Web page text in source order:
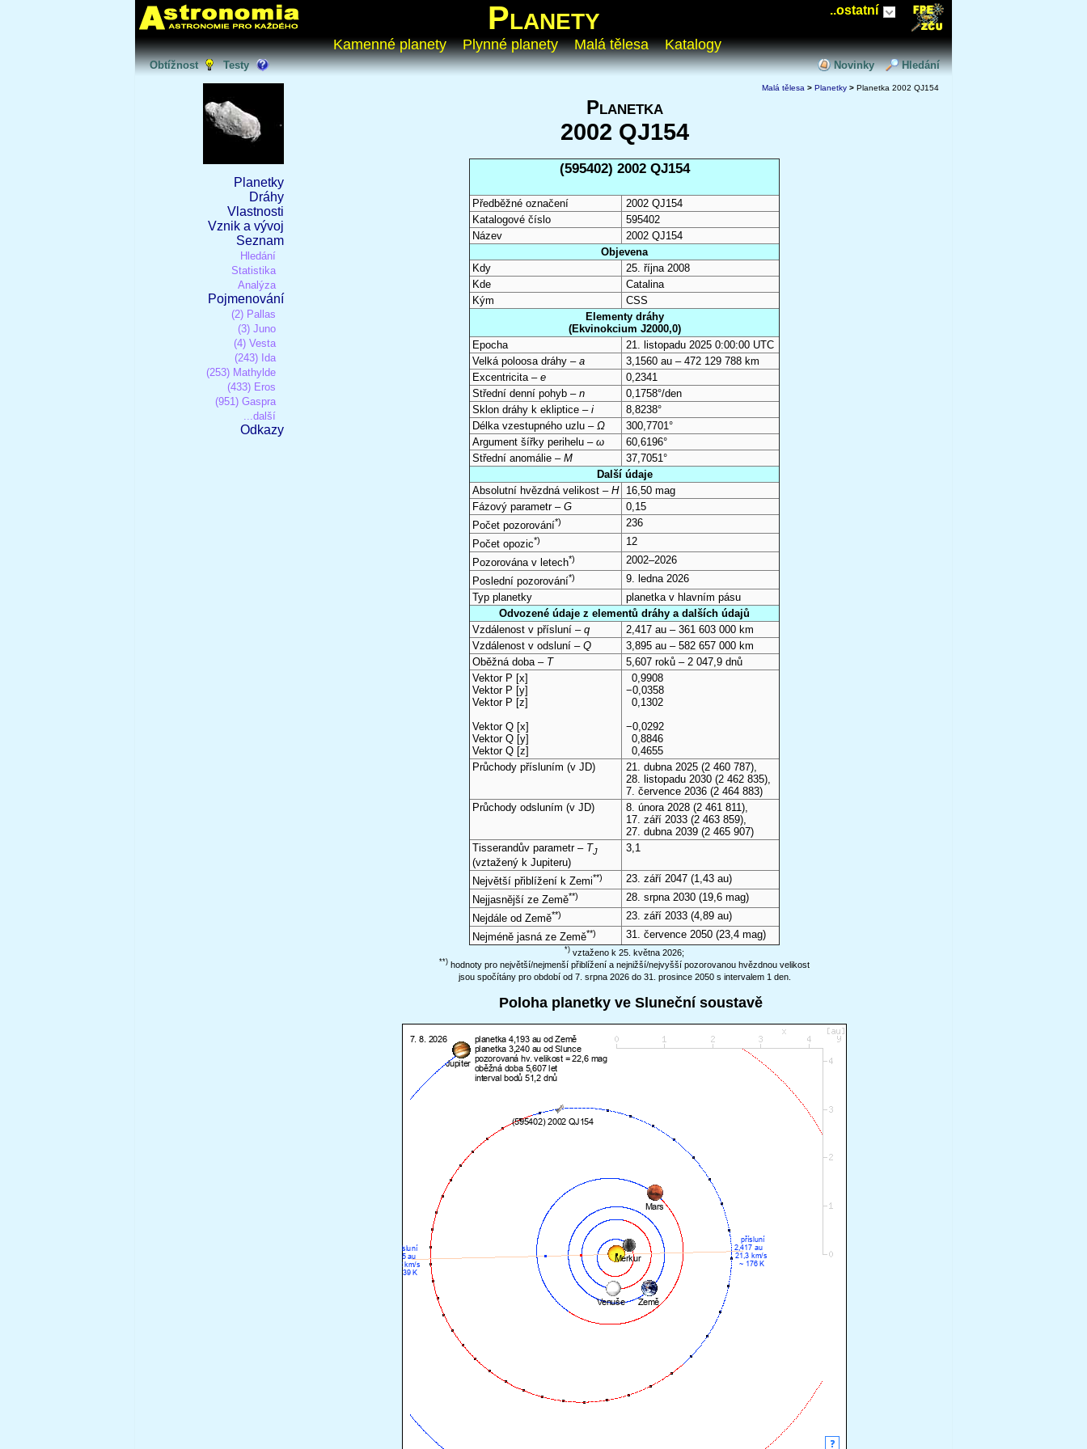
..ostatní
Planety
Kamenné planety Plynné planety Malá tělesa Katalogy
Obtížnost Testy Novinky Hledání
Planetky
Dráhy
Vlastnosti
Vznik a vývoj
Seznam
Hledání
Statistika
Analýza
Pojmenování
(2) Pallas
(3) Juno
(4) Vesta
(243) Ida
(253) Mathylde
(433) Eros
(951) Gaspra
...další
Odkazy
Malá tělesa > Planetky > Planetka 2002 QJ154
Planetka
2002 QJ154
(595402) 2002 QJ154
Předběžné označení
2002 QJ154
Katalogové číslo
595402
Název
2002 QJ154
Objevena
Kdy
25. října 2008
Kde
Catalina
Kým
CSS
Elementy dráhy
(Ekvinokcium J2000,0)
Epocha
21. listopadu 2025 0:00:00 UTC
Velká poloosa dráhy – a
3,1560 au – 472 129 788 km
Excentricita – e
0,2341
Střední denní pohyb – n
0,1758°/den
Sklon dráhy k ekliptice – i
8,8238°
Délka vzestupného uzlu – Ω
300,7701°
Argument šířky perihelu – ω
60,6196°
Střední anomálie – M
37,7051°
Další údaje
Absolutní hvězdná velikost – H
16,50 mag
Fázový parametr – G
0,15
Počet pozorování*)
236
Počet opozic*)
12
Pozorována v letech*)
2002–2026
Poslední pozorování*)
9. ledna 2026
Typ planetky
planetka v hlavním pásu
Odvozené údaje z elementů dráhy a dalších údajů
Vzdálenost v přísluní – q
2,417 au – 361 603 000 km
Vzdálenost v odsluní – Q
3,895 au – 582 657 000 km
Oběžná doba – T
5,607 roků – 2 047,9 dnů
Vektor P [x]
Vektor P [y]
Vektor P [z]
Vektor Q [x]
Vektor Q [y]
Vektor Q [z]
0,9908
−0,0358
0,1302
−0,0292
0,8846
0,4655
Průchody přísluním (v JD) 21. dubna 2025 (2 460 787),
28. listopadu 2030 (2 462 835),
7. července 2036 (2 464 883)
Průchody odsluním (v JD) 8. února 2028 (2 461 811),
17. září 2033 (2 463 859),
27. dubna 2039 (2 465 907)
Tisserandův parametr – TJ
(vztažený k Jupiteru)
3,1
Největší přiblížení k Zemi**) 23. září 2047 (1,43 au)
Nejjasnější ze Země**) 28. srpna 2030 (19,6 mag)
Nejdále od Země**) 23. září 2033 (4,89 au)
Nejméně jasná ze Země**) 31. července 2050 (23,4 mag)
*) vztaženo k 25. května 2026;
**) hodnoty pro největší/nejmenší přiblížení a nejnižší/nejvyšší pozorovanou hvězdnou velikost
jsou spočítány pro období od 7. srpna 2026 do 31. prosince 2050 s intervalem 1 den.
Poloha planetky ve Sluneční soustavě